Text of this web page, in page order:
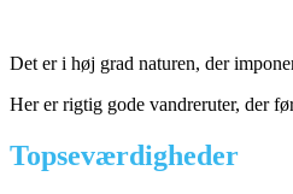
Det er i høj grad naturen, der
Her er rigtig gode vandreruter, der
Topseværdigheder